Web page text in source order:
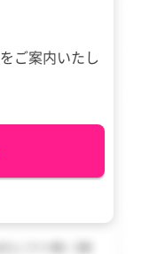
ご案内いたし